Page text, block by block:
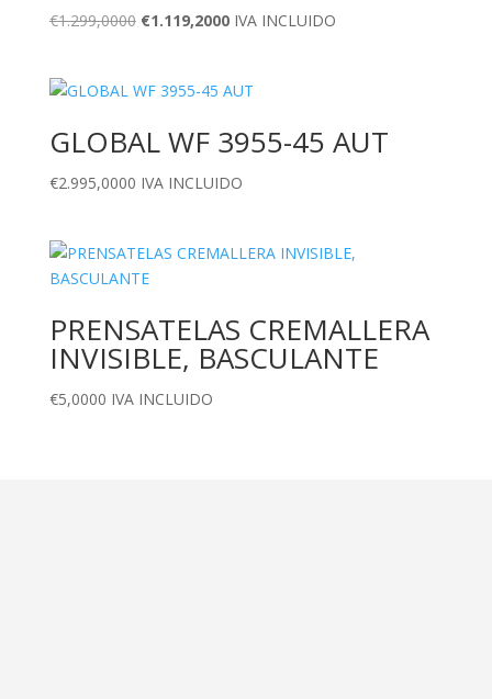
€1.299,0000 El
era:
€1.119,2000El
es:
IVA INCLUIDO
GLOBAL WF 3955-45 AUT
€2.995,0000 IVA INCLUIDO
PRENSATELAS CREMALLERA
INVISIBLE, BASCULANTE
€5,0000 IVA INCLUIDO